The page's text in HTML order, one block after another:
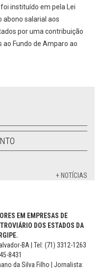
instituído em pela Lei
abono salarial aos
por uma contribuição
Fundo de Amparo ao
+ NOTÍCIAS
EM EMPRESAS DE
DOS ESTADOS DA
BA | Tel: (71) 3312-1263
8431
da Silva Filho | Jornalista: